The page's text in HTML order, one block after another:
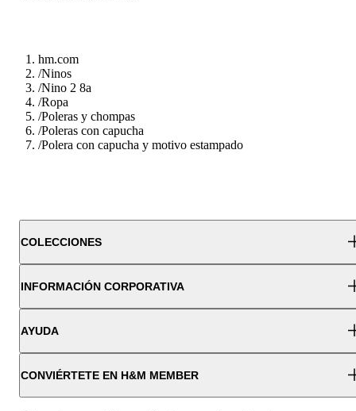
hm.com
/Ninos
/Nino 2 8a
/Ropa
/Poleras y chompas
/Poleras con capucha
/Polera con capucha y motivo estampado
COLECCIONES
INFORMACIÓN CORPORATIVA
AYUDA
CONVIÉRTETE EN H&M MEMBER